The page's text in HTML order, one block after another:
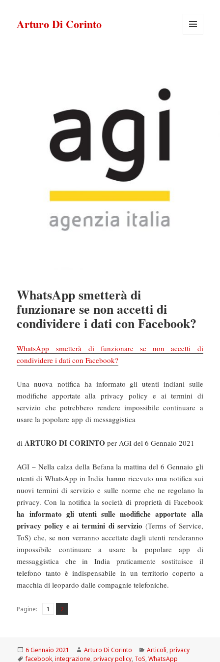
Arturo Di Corinto
WhatsApp smetterà di
funzionare se non accetti di
condividere i dati con Facebook?
WhatsApp smetterà di funzionare se non accetti di
condividere i dati con Facebook?
Una nuova notifica ha informato gli utenti indiani sulle
modifiche apportate alla privacy policy e ai termini di
servizio che potrebbero rendere impossibile continuare a
usare la popolare app di messaggistica
di ARTURO DI CORINTO per AGI del 6 Gennaio 2021
AGI – Nella calza della Befana la mattina del 6 Gennaio gli
utenti di WhatsApp in India hanno ricevuto una notifica sui
nuovi termini di servizio e sulle norme che ne regolano la
privacy. Con la notifica la società di proprietà di Facebook
ha informato gli utenti sulle modifiche apportate alla
privacy policy e ai termini di servizio (Terms of Service,
ToS) che, se non verranno accettate dagli utenti renderanno
impossibile continuare a usare la popolare app di
messaggistica che in India praticamente sostituisce il
telefono tanto è indispensabile in un territorio coperto a
macchia di leopardo dalle compagnie telefoniche.
Pagine: Pagina
1 ,
Pagina
2
Scritto
il
6 Gennaio 2021 Autore
Arturo Di Corinto Categorie
Articoli,privacy
Tag
facebook,integrazione,privacy policy, ToS,WhatsApp